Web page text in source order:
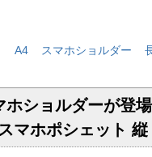
A4 スマホショルダー
ホショルダーが
マホポシェット